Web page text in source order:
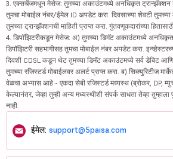
3. एक्सचेंजमधून मेसेज: तुमच्या अकाउंटमध्ये अनधिकृत ट्रान्झॅक्शन
तुमचा मोबाईल नंबर/ईमेल ID अपडेट करा. दिवसाच्या शेवटी
तुमच्या ट्रान्झॅक्शनची माहिती प्राप्त करा. गुंतवणूकदारांच्या
4. डिपॉझिटरीकडून मेसेज: अ) तुमच्या डिमॅट अकाउंटमध्ये
डिपॉझिटरी सहभागीसह तुमचा मोबाईल नंबर अपडेट करा.
दिवशी CDSL कडून थेट तुमच्या डिमॅट अकाउंटमध्ये सर्व डेबिट आणि
तुमच्या रजिस्टर्ड मोबाईलवर अलर्ट प्राप्त करा. ब) सिक्युरिटीज
वेळचा अभ्यास आहे - एकदा सेबी रजिस्टर्ड मध्यस्थ (ब्रोकर, DP,
केल्यानंतर, जेव्हा तुम्ही अन्य मध्यस्थीशी संपर्क साधता तेव्हा
नाही.
ईमेल: support@5paisa.com